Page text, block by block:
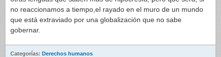
no reaccionamos a tiempo,el rayado en el muro de un mundo
que está extraviado por una globalización que no sabe
gobernar.
Categorías: Derechos humanos